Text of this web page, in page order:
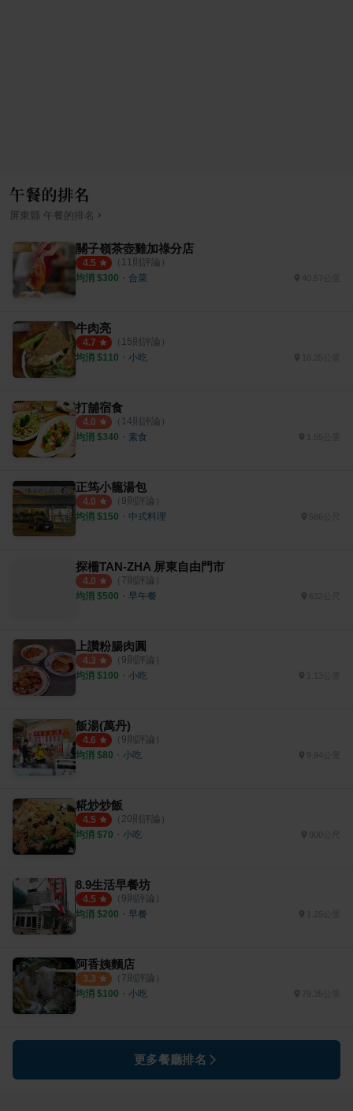
午餐的排名
屏東縣 午餐的排名 ›
關子嶺茶壺雞加祿分店
4.5 （ 11 則評論）
均消 $300 ・ 合菜 40.57公里
牛肉亮
4.7 （ 15則評論）
均消 $110 ・ 小吃 16.35公里
打舖宿食
4.0 （ 14則評論）
均消 $340 ・ 素食 1.55公里
正筠小籠湯包
4.0 （ 9則評論）
均消 $150 ・ 中式料理 586公尺
探柵TAN-ZHA 屏東自由門市
4.0 （ 7則評論）
均消 $500 ・ 早午餐
上讚粉腸肉圓
4.3 （ 9則評論）
均消 $100 ・ 小吃
飯湯(萬丹)
4.6 （ 9則評論）
均消 $80 ・ 小吃 9.94公里
糀炒炒飯
4.5 （ 20則評論）
均消 $70 ・ 小吃
8.9生活早餐坊
4.5 （ 9則評論）
均消 $200 ・ 早餐 1.25公里
阿香姨麵店
3.3 （ 7則評論）
均消 $100 ・ 小吃 79.35公里
更多餐廳排名